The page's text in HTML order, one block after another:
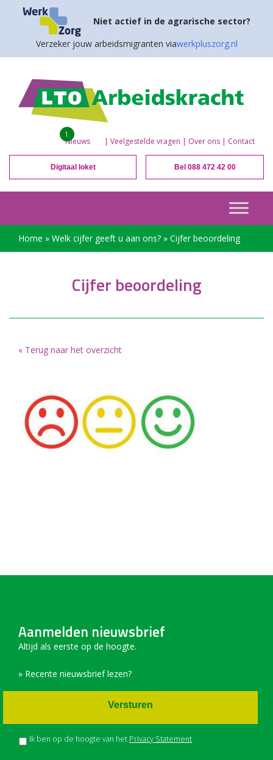
Niet actief in de agrarische sector?
Verzeker jouw arbeidsmigranten viawerkpluszorg.nl
Nieuws
1
| Veelgestelde vragen | Over ons | Contact
Digitaal loket Bel 088 472 42 00
Home » Welk cijfer geeft u aan ons? » Cijfer beoordeling
Cijfer beoordeling
« Terug naar het overzicht
Aanmelden nieuwsbrief
Altijd als eerste op de hoogte.
» Recente nieuwsbrief lezen?
Ik ben op de hoogte van het Privacy Statement
Versturen